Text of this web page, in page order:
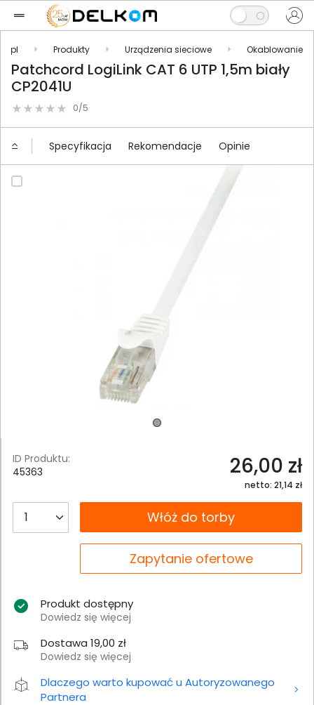
Produkty Urządzenia sieciowe Okablowanie
Patchcord LogiLink CAT 6 UTP 1,5m biały
CP2041U
0/5
Specyfikacja Rekomendacje Opinie
ID Produktu:
45363
26,00 zł
netto: 21,14 zł
__B2C.PRODUCT.QUANTITYWłóż do torby
Zapytanie ofertowe
Produkt dostępny
Dowiedz się więcej
Dostawa 19,00 zł
Dowiedz się więcej
Dlaczego warto kupować u Autoryzowanego
Partnera